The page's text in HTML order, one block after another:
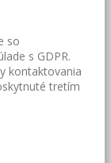
so
s GDPR.
kontaktovania
tretím